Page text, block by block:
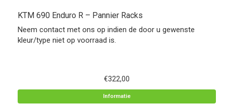
KTM 690 Enduro R – Pannier Racks
Neem contact met ons op indien de door u gewenste
kleur/type niet op voorraad is.
€322,00
Informatie